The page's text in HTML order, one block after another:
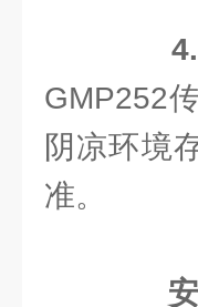
GMP252
阴凉环境
准。